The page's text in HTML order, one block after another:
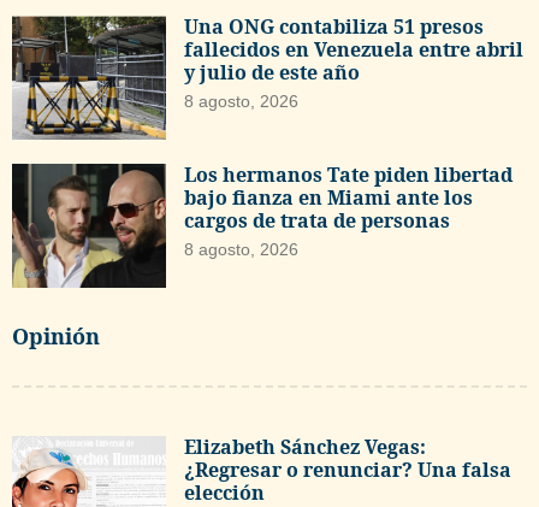
Una ONG contabiliza 51 presos
fallecidos en Venezuela entre abril
y julio de este año
8 agosto, 2026
Los hermanos Tate piden libertad
bajo fianza en Miami ante los
cargos de trata de personas
8 agosto, 2026
Opinión
Elizabeth Sánchez Vegas:
¿Regresar o renunciar? Una falsa
elección